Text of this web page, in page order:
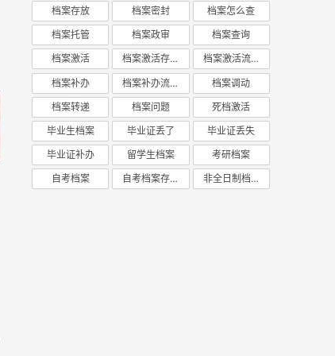
档案存放 档案密封 档案怎么查
档案托管 档案政审 档案查询
档案激活 档案激活存放 档案激活流程
档案补办 档案补办流程 档案调动
档案转递 档案问题 死档激活
毕业生档案 毕业证丢了 毕业证丢失
毕业证补办 留学生档案 考研档案
自考档案 自考档案存放 非全日制档案